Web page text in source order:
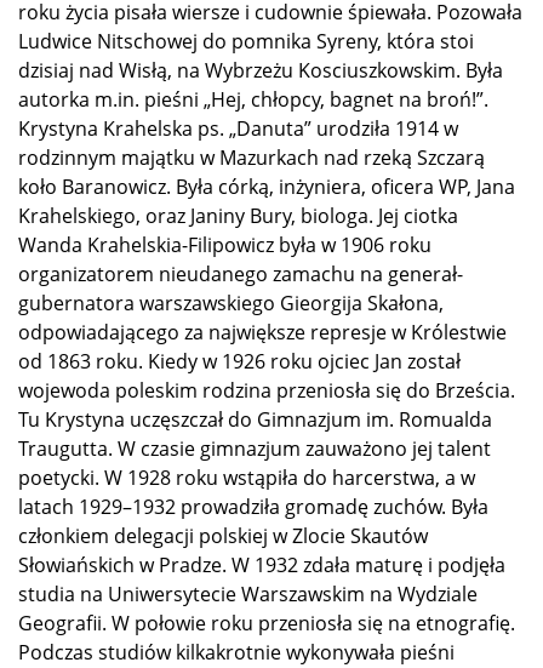
roku życia pisała wiersze i cudownie śpiewała. Pozowała
Ludwice Nitschowej do pomnika Syreny, która stoi
dzisiaj nad Wisłą, na Wybrzeżu Kosciuszkowskim. Była
autorka m.in. pieśni „Hej, chłopcy, bagnet na broń!”.
Krystyna Krahelska ps. „Danuta” urodziła 1914 w
rodzinnym majątku w Mazurkach nad rzeką Szczarą
koło Baranowicz. Była córką, inżyniera, oficera WP, Jana
Krahelskiego, oraz Janiny Bury, biologa. Jej ciotka
Wanda Krahelskia-Filipowicz była w 1906 roku
organizatorem nieudanego zamachu na generał-
gubernatora warszawskiego Gieorgija Skałona,
odpowiadającego za największe represje w Królestwie
od 1863 roku. Kiedy w 1926 roku ojciec Jan został
wojewoda poleskim rodzina przeniosła się do Brześcia.
Tu Krystyna uczęszczał do Gimnazjum im. Romualda
Traugutta. W czasie gimnazjum zauważono jej talent
poetycki. W 1928 roku wstąpiła do harcerstwa, a w
latach 1929–1932 prowadziła gromadę zuchów. Była
członkiem delegacji polskiej w Zlocie Skautów
Słowiańskich w Pradze. W 1932 zdała maturę i podjęła
studia na Uniwersytecie Warszawskim na Wydziale
Geografii. W połowie roku przeniosła się na etnografię.
Podczas studiów kilkakrotnie wykonywała pieśni